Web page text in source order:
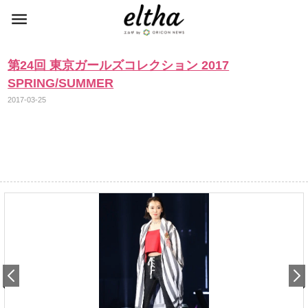
第24回 東京ガールズコレクション 2017
SPRING/SUMMER
2017-03-25